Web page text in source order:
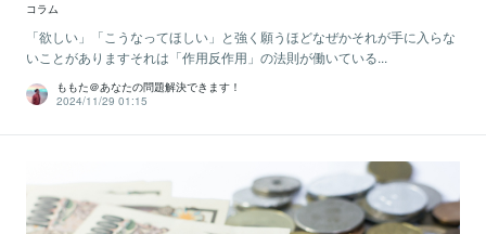
コラム
「欲しい」「こうなってほしい」と強く願うほどなぜかそれが手に入らな
いことがありますそれは「作用反作用」の法則が働いている...
ももた＠あなたの問題解決できます！
2024/11/29 01:15